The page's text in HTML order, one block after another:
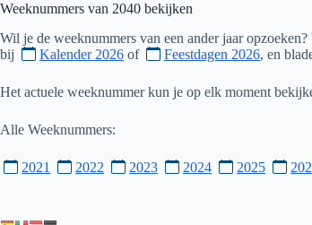
Weeknummers van 2040 bekijken
Wil je de weeknummers van een ander jaar
bij
Kalender 2026 of Feestdagen 2026, en
Het actuele weeknummer kun je op elk moment
Alle Weeknummers:
2021 2022 2023 2024 2025